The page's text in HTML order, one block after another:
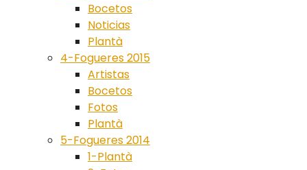
Bocetos
Noticias
Plantà
4-Fogueres 2015
Artistas
Bocetos
Fotos
Plantà
5-Fogueres 2014
1-Plantà